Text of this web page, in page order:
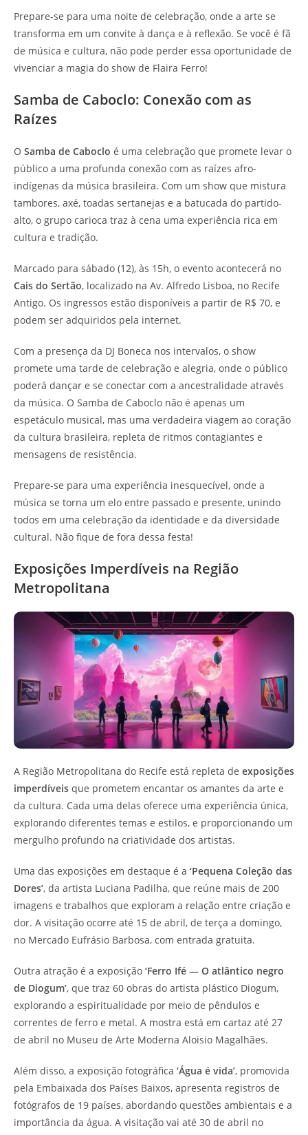
Prepare-se para uma noite de celebração, onde a arte se
transforma em um convite à dança e à reflexão. Se você é fã
de música e cultura, não pode perder essa oportunidade de
vivenciar a magia do show de Flaira Ferro!
Samba de Caboclo: Conexão com as
Raízes
O Samba de Caboclo é uma celebração que promete levar o
público a uma profunda conexão com as raízes afro-
indígenas da música brasileira. Com um show que mistura
tambores, axé, toadas sertanejas e a batucada do partido-
alto, o grupo carioca traz à cena uma experiência rica em
cultura e tradição.
Marcado para sábado (12), às 15h, o evento acontecerá no
Cais do Sertão, localizado na Av. Alfredo Lisboa, no Recife
Antigo. Os ingressos estão disponíveis a partir de R$ 70, e
podem ser adquiridos pela internet.
Com a presença da DJ Boneca nos intervalos, o show
promete uma tarde de celebração e alegria, onde o público
poderá dançar e se conectar com a ancestralidade através
da música. O Samba de Caboclo não é apenas um
espetáculo musical, mas uma verdadeira viagem ao coração
da cultura brasileira, repleta de ritmos contagiantes e
mensagens de resistência.
Prepare-se para uma experiência inesquecível, onde a
música se torna um elo entre passado e presente, unindo
todos em uma celebração da identidade e da diversidade
cultural. Não fique de fora dessa festa!
Exposições Imperdíveis na Região
Metropolitana
A Região Metropolitana do Recife está repleta de exposições
imperdíveis que prometem encantar os amantes da arte e
da cultura. Cada uma delas oferece uma experiência única,
explorando diferentes temas e estilos, e proporcionando um
mergulho profundo na criatividade dos artistas.
Uma das exposições em destaque é a ‘Pequena Coleção das
Dores’, da artista Luciana Padilha, que reúne mais de 200
imagens e trabalhos que exploram a relação entre criação e
dor. A visitação ocorre até 15 de abril, de terça a domingo,
no Mercado Eufrásio Barbosa, com entrada gratuita.
Outra atração é a exposição ‘Ferro Ifé — O atlântico negro
de Diogum’, que traz 60 obras do artista plástico Diogum,
explorando a espiritualidade por meio de pêndulos e
correntes de ferro e metal. A mostra está em cartaz até 27
de abril no Museu de Arte Moderna Aloisio Magalhães.
Além disso, a exposição fotográfica ‘Água é vida’, promovida
pela Embaixada dos Países Baixos, apresenta registros de
fotógrafos de 19 países, abordando questões ambientais e a
importância da água. A visitação vai até 30 de abril no